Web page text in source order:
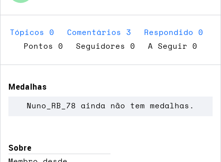
Tópicos 0 Comentários 3
Respondido 0
Pontos 0
Seguidores 0 A Seguir 0
Medalhas
Nuno_RB_78 ainda não tem medalhas.
Sobre